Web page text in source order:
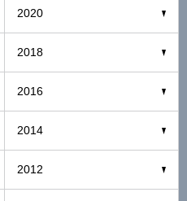
2020
2018
2016
2014
2012